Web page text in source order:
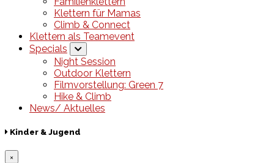
Klettern für Mamas
Climb & Connect
Klettern als Teamevent
Specials
Night Session
Outdoor Klettern
Filmvorstellung: Green 7
Hike & Climb
News/ Aktuelles
Kinder & Jugend
×